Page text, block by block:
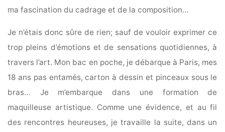
ma fascination du cadrage et de la composition…
Je n’étais donc sûre de rien; sauf de vouloir exprimer ce
trop pleins d’émotions et de sensations quotidiennes, à
travers l’art. Mon bac en poche, je débarque à Paris, mes
18 ans pas entamés, carton à dessin et pinceaux sous le
bras… Je m’embarque dans une formation de
maquilleuse artistique. Comme une évidence, et au fil
des rencontres heureuses, je travaille la suite, dans un